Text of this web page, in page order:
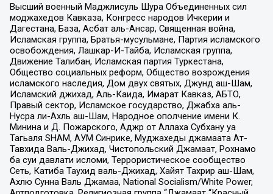
Высший военный Маджлисуль Шура Объединенных сил
моджахедов Кавказа, Конгресс народов Ичкерии и
Дагестана, База, Асбат аль-Ансар, Священная война,
Исламская группа, Братья-мусульмане, Партия исламского
освобождения, Лашкар-И-Тайба, Исламская группа,
Движение Талибан, Исламская партия Туркестана,
Общество социальных реформ, Общество возрождения
исламского наследия, Дом двух святых, Джунд аш-Шам,
Исламский джихад, Аль-Каида, Имарат Кавказ, АБТО,
Правый сектор, Исламское государство, Джабха аль-
Нусра ли-Ахль аш-Шам, Народное ополчение имени К.
Минина и Д. Пожарского, Аджр от Аллаха Субхану уа
Тагьаля SHAM, АУМ Синрике, Муджахеды джамаата Ат-
Тавхида Валь-Джихад, Чистопольский Джамаат, Рохнамо
ба суи давлати исломи, Террористическое сообщество
Сеть, Катиба Таухид валь-Джихад, Хайят Тахрир аш-Шам,
Ахлю Сунна Валь Джамаа, National Socialism/White Power,